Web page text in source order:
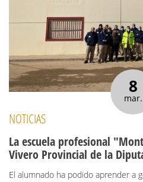
8
mar.
NOTICIAS
La escuela profesional
Vivero Provincial de la
El alumnado ha podido aprender a